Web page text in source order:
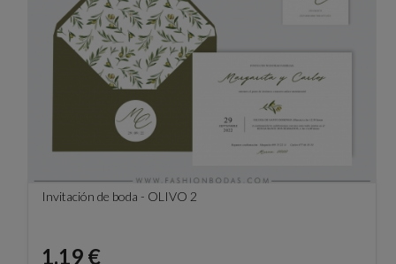
Invitación de boda - OLIVO 2
Precio
1.19 €